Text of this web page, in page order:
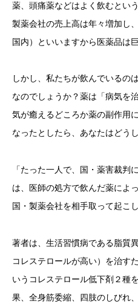
薬、頭痛薬などはよく飲むとい
製薬会社の売上高は年々増加し
国内）といいますから医薬品は
しかし、私たちが飲んでいるの
なのでしょうか？薬は「病気を
気が癒えるどころか薬の副作用
なったとしたら、あなたはどう
「たった一人で、国・薬害裁判
は、医師の処方で飲んだ薬によ
国・製薬会社を相手取って起こ
著者は、生活習慣病である脂質
コレステロールが高い）を治す
いうコレステロール低下剤２種
果、全身筋委縮、四肢のしびれ